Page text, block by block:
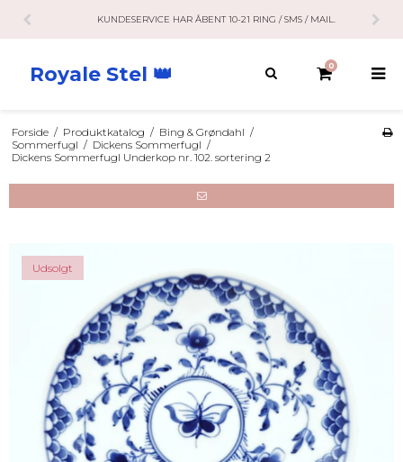
KUNDESERVICE HAR ÅBENT 10-21 RING / SMS / MAIL.
Royale Stel 👑 0
Forside / Produktkatalog / Bing & Grøndahl /
Sommerfugl / Dickens Sommerfugl /
Dickens Sommerfugl Underkop nr. 102. sortering 2
Udsolgt